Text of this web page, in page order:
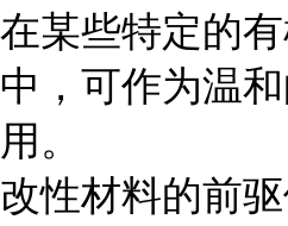
在某些特定的
中，可作为温
用。
改性材料的前驱